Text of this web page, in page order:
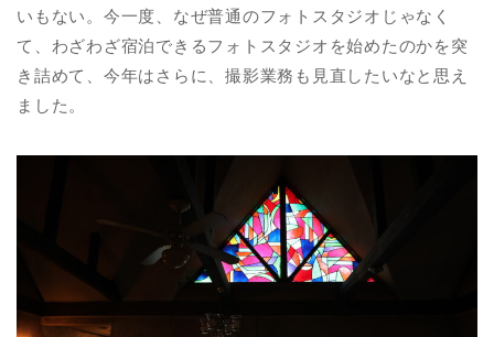
いもない。今一度、なぜ普通のフォトスタジオじゃなく
て、わざわざ宿泊できるフォトスタジオを始めたのかを突
き詰めて、今年はさらに、撮影業務も見直したいなと思え
ました。